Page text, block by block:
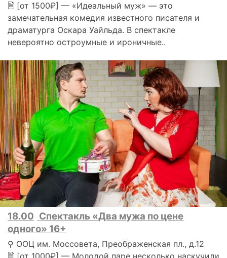
🗎 [от 1500₽] — «Идеальный муж» — это
замечательная комедия известного писателя и
драматурга Оскара Уайльда. В спектакле
невероятно остроумные и ироничные..
18.00 Спектакль «Два мужа по цене
одного» 16+
⚲ ООЦ им. Моссовета, Преображенская пл., д.12
🗎 [от 1000₽] — Молодой паре несколько наскучили